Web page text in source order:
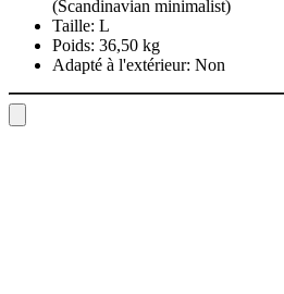
(Scandinavian minimalist)
Taille: L
Poids: 36,50 kg
Adapté à l'extérieur: Non